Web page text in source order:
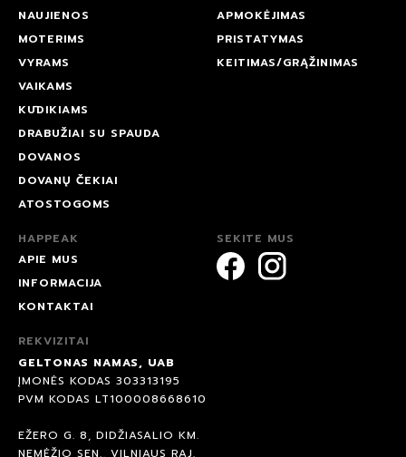
NAUJIENOS
MOTERIMS
VYRAMS
VAIKAMS
KŪDIKIAMS
DRABUŽIAI SU SPAUDA
DOVANOS
DOVANŲ ČEKIAI
ATOSTOGOMS
APMOKĖJIMAS
PRISTATYMAS
KEITIMAS/GRĄŽINIMAS
HAPPEAK
APIE MUS
INFORMACIJA
KONTAKTAI
SEKITE MUS
REKVIZITAI
GELTONAS NAMAS, UAB
ĮMONĖS KODAS 303313195
PVM KODAS LT100008668610
EŽERO G. 8, DIDŽIASALIO KM.